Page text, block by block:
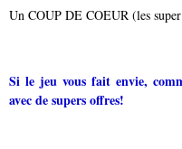
Un COUP DE COEUR (les
Si le jeu vous fait envie,
avec de supers offres!